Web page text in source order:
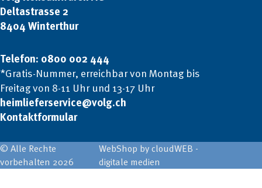
Deltastrasse 2
8404 Winterthur
Telefon: 0800 002 444
*Gratis-Nummer, erreichbar von Montag bis
Freitag von 8-11 Uhr und 13-17 Uhr
heimlieferservice@volg.ch
Kontaktformular
© Alle Rechte
vorbehalten 2026
WebShop by cloudWEB -
digitale medien